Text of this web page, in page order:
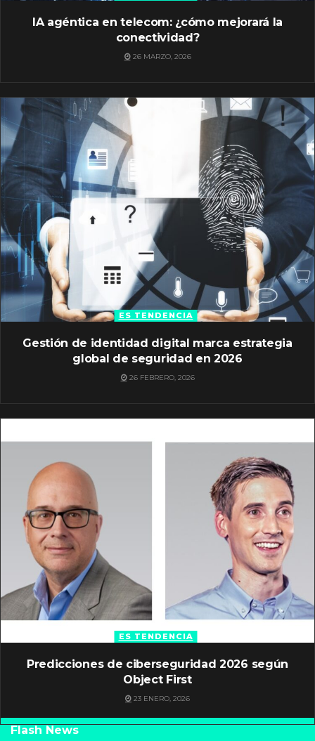
IA agéntica en telecom: ¿cómo mejorará la
conectividad?
26 MARZO, 2026
ES TENDENCIA
Gestión de identidad digital marca estrategia
global de seguridad en 2026
26 FEBRERO, 2026
ES TENDENCIA
Predicciones de ciberseguridad 2026 según
Object First
23 ENERO, 2026
Flash News